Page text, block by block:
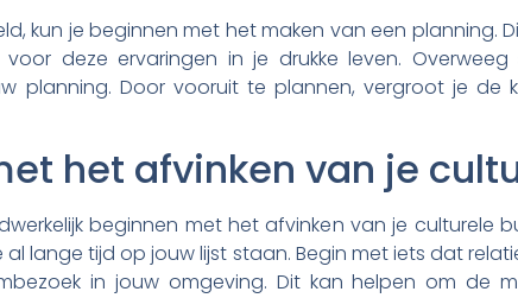
kun je beginnen met het maken van een planning.
deze ervaringen in je drukke leven.
planning. Door vooruit te plannen, vergroot je de
het afvinken van je
beginnen met het afvinken van je culturele
lange tijd op jouw lijst staan. Begin met iets dat
in jouw omgeving. Dit kan helpen om de